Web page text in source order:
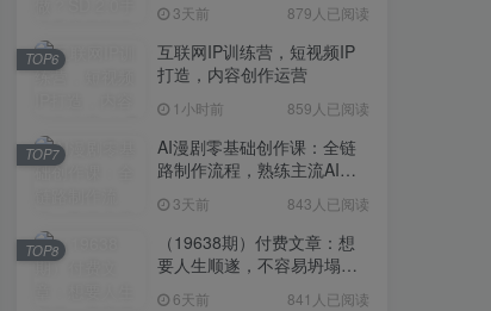
无限生成
3天前 879人已阅读
互联网IP训练营，短视频IP
打造，内容创作运营
1小时前 859人已阅读
TOP6
AI漫剧零基础创作课：全链
路制作流程，熟练主流AI工
3天前 843人已阅读
TOP7
（19638期）付费文章：想
要人生顺遂，不容易坍塌，
6天前 841人已阅读
TOP8